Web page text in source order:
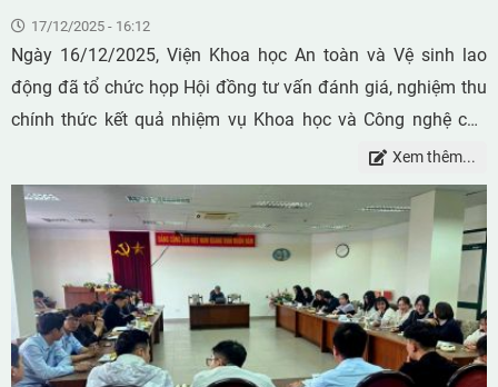
hữu cơ bền polybrom diphenyl ete (PBDEs) trong bụi lơ
lửng tại khu vực làm việc", mã số: 2023/04/CTTĐ-
ATVSLĐ
17/12/2025 - 16:12
Ngày 16/12/2025, Viện Khoa học An toàn và Vệ sinh lao
động đã tổ chức họp Hội đồng tư vấn đánh giá, nghiệm thu
chính thức kết quả nhiệm vụ Khoa học và Công nghệ cấp
Tổng Liên đoàn nhiệm vụ: "Nghiên cứu, đánh giá hiện trạng
ô nhiễm các hợp chất hữu cơ bền polybrom diphenyl ete
(PBDEs) trong bụi lơ lửng tại khu vực làm việc", mã số:
2023/04/CTTĐ-ATVSLĐ do ThS. Trần Thị Liễu - Phó Giám
đốc Trạm Quan trắc và Phân tích môi trường lao động làm
chủ nhiệm.
Xem thêm...